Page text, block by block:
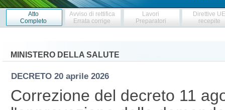
Atto
Completo
Avviso di rettifica
Errata corrige
Lavori
Preparatori
Direttive
recepite
MINISTERO DELLA SALUTE
DECRETO 20 aprile 2026
Correzione del decreto 11